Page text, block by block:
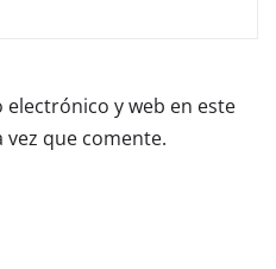
y web en este
que comente.